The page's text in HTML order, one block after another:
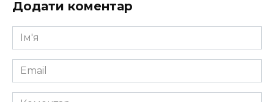
Додати коментар
Ім'я
*
Email
*
Коментар